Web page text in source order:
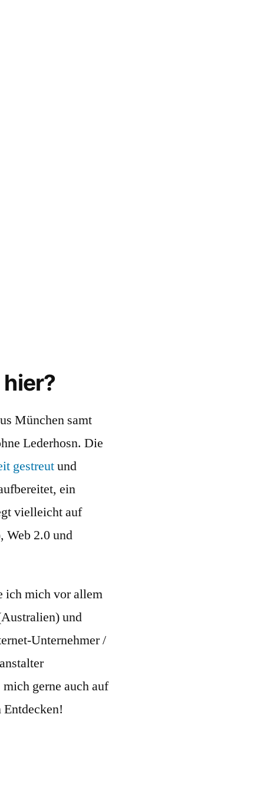
München samt
Lederhosn. Die
gestreutund
ein
vielleicht auf
Web 2.0 und
ich mich vor allem
und
Unternehmer /
gerne auch auf